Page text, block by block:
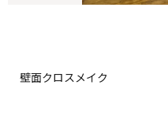
壁面クロスメイク